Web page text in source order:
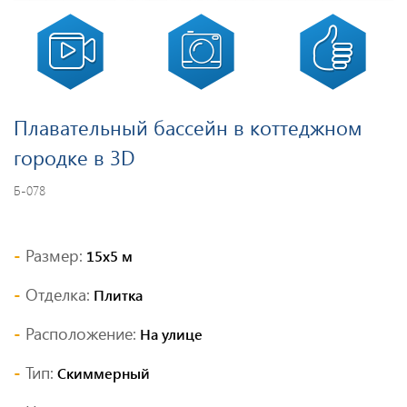
Плавательный бассейн в коттеджном
городке в 3D
Б-078
Размер: 15х5 м
Отделка: Плитка
Расположение: На улице
Тип: Скиммерный